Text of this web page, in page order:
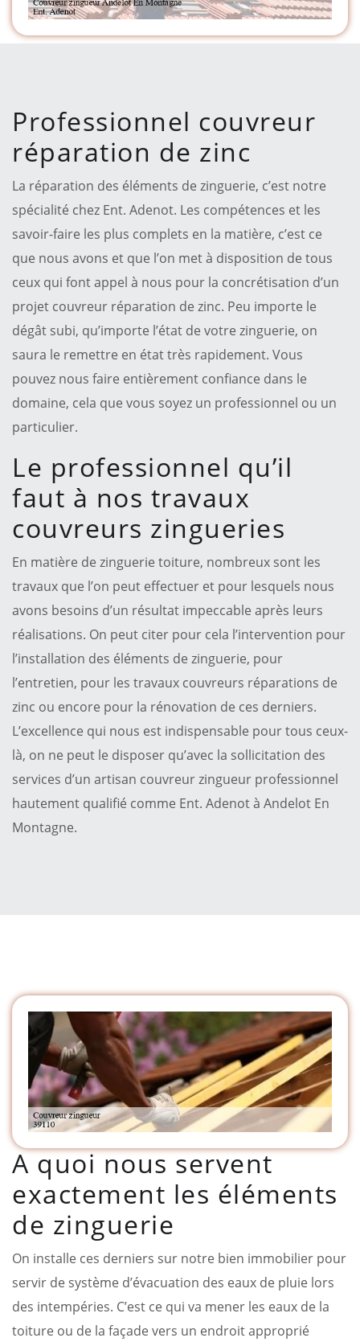
Professionnel couvreur
réparation de zinc
La réparation des éléments de zinguerie, c’est notre
spécialité chez Ent. Adenot. Les compétences et les
savoir-faire les plus complets en la matière, c’est ce
que nous avons et que l’on met à disposition de tous
ceux qui font appel à nous pour la concrétisation d’un
projet couvreur réparation de zinc. Peu importe le
dégât subi, qu’importe l’état de votre zinguerie, on
saura le remettre en état très rapidement. Vous
pouvez nous faire entièrement confiance dans le
domaine, cela que vous soyez un professionnel ou un
particulier.
Le professionnel qu’il
faut à nos travaux
couvreurs zingueries
En matière de zinguerie toiture, nombreux sont les
travaux que l’on peut effectuer et pour lesquels nous
avons besoins d’un résultat impeccable après leurs
réalisations. On peut citer pour cela l’intervention pour
l’installation des éléments de zinguerie, pour
l’entretien, pour les travaux couvreurs réparations de
zinc ou encore pour la rénovation de ces derniers.
L’excellence qui nous est indispensable pour tous ceux-
là, on ne peut le disposer qu’avec la sollicitation des
services d’un artisan couvreur zingueur professionnel
hautement qualifié comme Ent. Adenot à Andelot En
Montagne.
A quoi nous servent
exactement les éléments
de zinguerie
On installe ces derniers sur notre bien immobilier pour
servir de système d’évacuation des eaux de pluie lors
des intempéries. C’est ce qui va mener les eaux de la
toiture ou de la façade vers un endroit approprié